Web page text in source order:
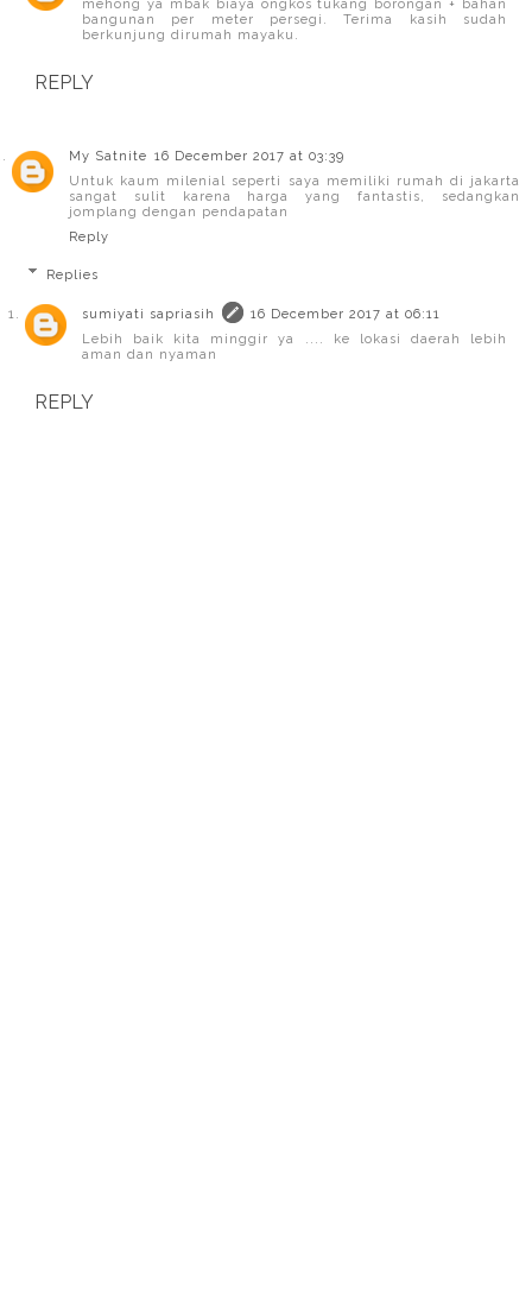
mehong ya mbak biaya ongkos tukang borongan + bahan
bangunan per meter persegi. Terima kasih sudah
berkunjung dirumah mayaku.
REPLY
My Satnite 16 December 2017 at 03:39
Untuk kaum milenial seperti saya memiliki rumah di jakarta
sangat sulit karena harga yang fantastis, sedangkan
jomplang dengan pendapatan
Reply
Replies
sumiyati sapriasih
16 December 2017 at 06:11
Lebih baik kita minggir ya .... ke lokasi daerah lebih
aman dan nyaman
REPLY